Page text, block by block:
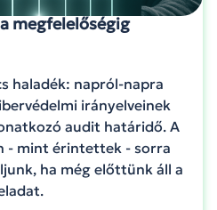
megfelelőségig
haladék: napról-napra
irányelveinek
audit határidő. A
- mint érintettek - sorra
ha még előttünk áll a